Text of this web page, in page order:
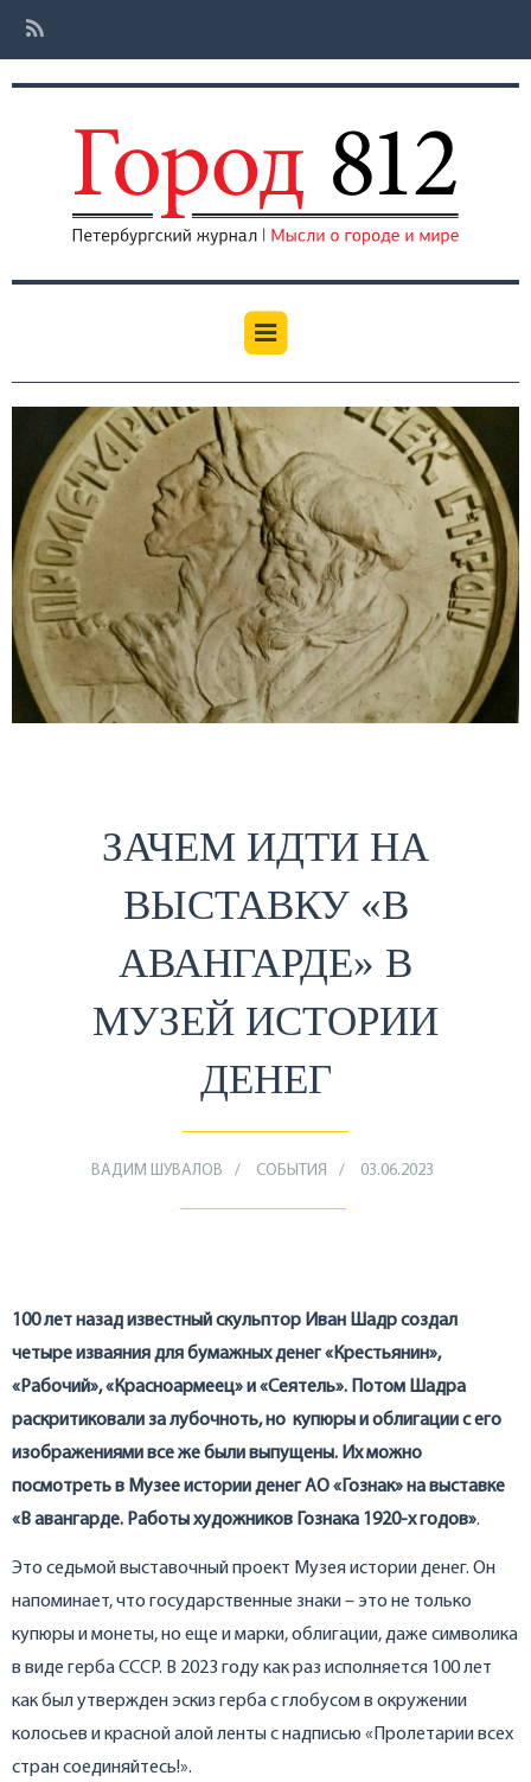
ЗАЧЕМ ИДТИ НА
ВЫСТАВКУ «В
АВАНГАРДЕ» В
МУЗЕЙ ИСТОРИИ
ДЕНЕГ
ВАДИМ ШУВАЛОВ СОБЫТИЯ 03.06.2023
100 лет назад известный скульптор Иван Шадр создал
четыре изваяния для бумажных денег «Крестьянин»,
«Рабочий», «Красноармеец» и «Сеятель». Потом Шадра
раскритиковали за лубочноть, но купюры и облигации с его
изображениями все же были выпущены. Их можно
посмотреть в Музее истории денег АО «Гознак» на выставке
«В авангарде. Работы художников Гознака 1920-х годов».
Это седьмой выставочный проект Музея истории денег. Он
напоминает, что государственные знаки – это не только
купюры и монеты, но еще и марки, облигации, даже символика
в виде герба СССР. В 2023 году как раз исполняется 100 лет
как был утвержден эскиз герба с глобусом в окружении
колосьев и красной алой ленты с надписью «Пролетарии всех
стран соединяйтесь!».